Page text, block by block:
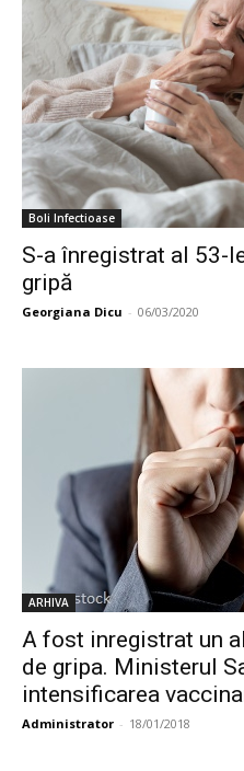
Boli Infectioase
S-a înregistrat al 53-
gripă
Georgiana Dicu - 06/03/2020
ARHIVA
A fost inregistrat un
de gripa. Ministerul
intensificarea
Administrator - 18/01/2018